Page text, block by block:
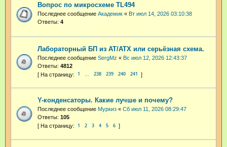
Вопрос по микросхеме TL494
Последнее сообщение Академик « Вт июл 14, 2026 03:10:38
Ответы: 4
Лабораторный БП из AT/ATX или серьёзная схема.
Последнее сообщение SergMz « Вс июл 12, 2026 12:43:37
Ответы: 4812
1 238 239 240 241
Y-конденсаторы. Какие лучше и почему?
Последнее сообщение Муркиз « Сб июл 11, 2026 08:29:47
Ответы: 105
1 2 3 4 5 6